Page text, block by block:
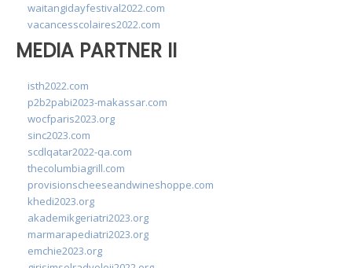
waitangidayfestival2022.com
vacancesscolaires2022.com
MEDIA PARTNER II
isth2022.com
p2b2pabi2023-makassar.com
wocfparis2023.org
sinc2023.com
scdlqatar2022-qa.com
thecolumbiagrill.com
provisionscheeseandwineshoppe.com
khedi2023.org
akademikgeriatri2023.org
marmarapediatri2023.org
emchie2023.org